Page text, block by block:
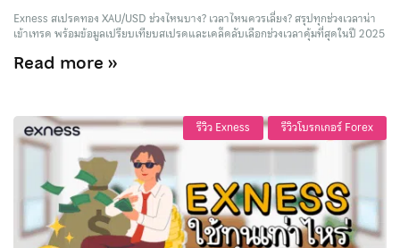
Exness สเปรดทอง XAU/USD ช่วงไหนบาง? เวลาไหนควรเลี่ยง? สรุปทุกช่วงเวลาน่า
เข้าเทรด พร้อมข้อมูลเปรียบเทียบสเปรดและเคล็ดลับเลือกช่วงเวลาคุ้มที่สุดในปี 2025
Read more »
รีวิว Exness รีวิวโบรกเกอร์ Forex